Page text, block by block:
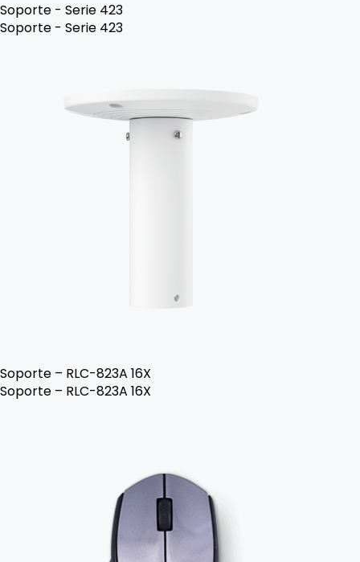
Soporte - Serie 423
Soporte - Serie 423
Soporte – RLC-823A 16X
Soporte – RLC-823A 16X